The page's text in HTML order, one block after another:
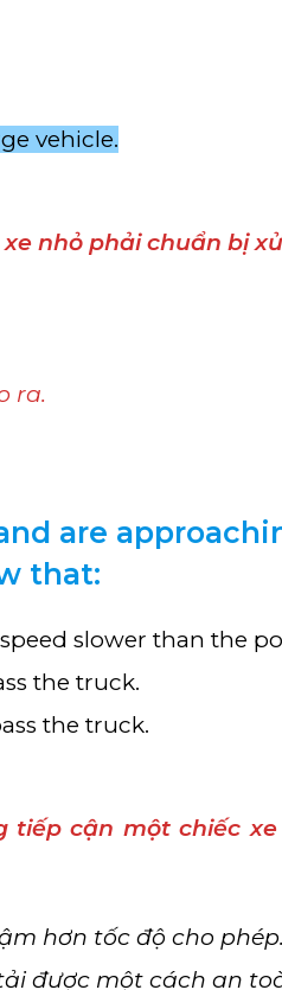
vehicle.
nhỏ phải chuẩn bị
ra.
are
that:
slower than the
the truck.
the truck.
tiếp cận một chiếc
hơn tốc độ cho phép.
được một cách an